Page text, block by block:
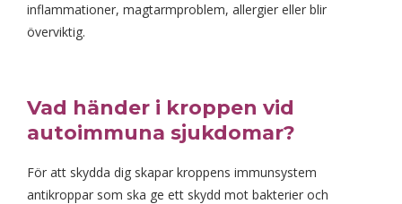
inflammationer, magtarmproblem, allergier eller blir
överviktig.
Vad händer i kroppen vid
autoimmuna sjukdomar?
För att skydda dig skapar kroppens immunsystem
antikroppar som ska ge ett skydd mot bakterier och